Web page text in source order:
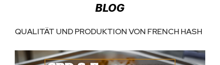
BLOG
QUALITÄT UND PRODUKTION VON FRENCH HASH